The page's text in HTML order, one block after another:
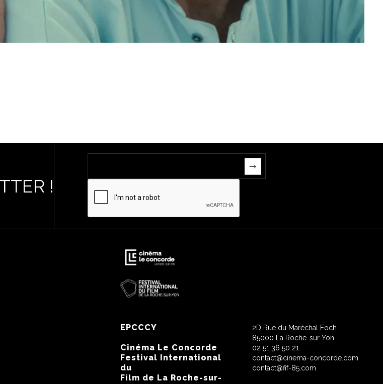
!
EPCCCY
Cinéma Le Concorde
Festival International
du
Film de La Roche-sur-
2D Rue du Maréchal Foch
85000 La Roche-sur-Yon
02 51 36 50 21
contact@cinema-concorde.com
contact@fif-85.com